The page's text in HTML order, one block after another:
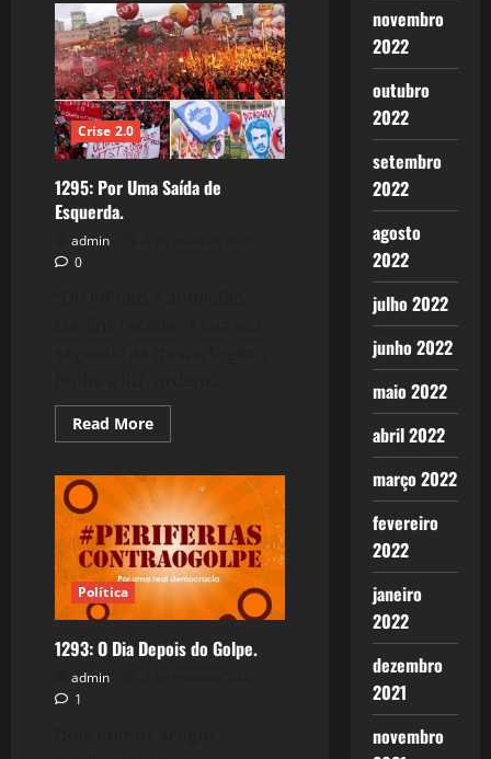
O
Fim
de
Um
Ciclo
Político.
Crise 2.0
1295: Por Uma Saída de
Esquerda.
admin
0
Read MoreRead
more
Por
Uma
Saída
de
Esquerda.
Política
1293: O Dia Depois do Golpe.
admin
1
novembro
2022
outubro
2022
setembro
2022
agosto
2022
julho 2022
junho 2022
maio 2022
abril 2022
março 2022
fevereiro
2022
janeiro
2022
dezembro
2021
novembro